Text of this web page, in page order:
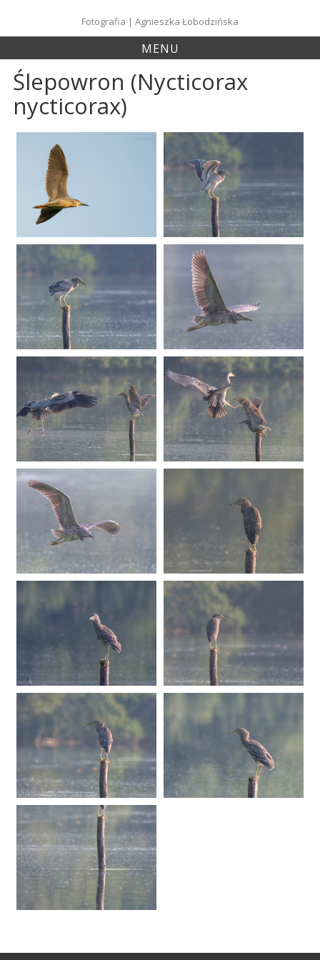
content
Fotografia | Agnieszka Łobodzińska
MENU
Ślepowron (Nycticorax
nycticorax)